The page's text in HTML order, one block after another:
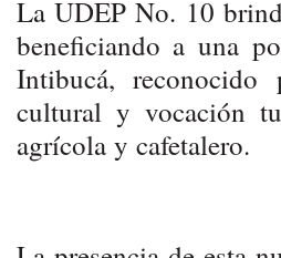
La UDEP No. 10
beneficiando a una
Intibucá,
cultural y vocación
agrícola y cafetalero.